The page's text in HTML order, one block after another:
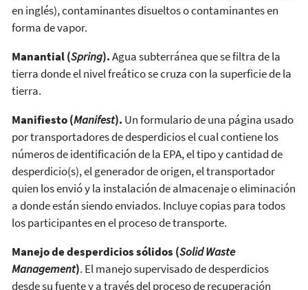
en inglés), contaminantes disueltos o contaminantes en
forma de vapor.
Manantial (Spring).Agua subterránea que se filtra de la
tierra donde el nivel freático se cruza con la superficie de la
tierra.
Manifiesto (Manifest). Un formulario de una página usado
por transportadores de desperdicios el cual contiene los
números de identificación de la EPA, el tipo y cantidad de
desperdicio(s), el generador de origen, el transportador
quien los envió y la instalación de almacenaje o eliminación
a donde están siendo enviados. Incluye copias para todos
los participantes en el proceso de transporte.
Manejo de desperdicios sólidos (Solid Waste
Management). El manejo supervisado de desperdicios
desde su fuente y a través del proceso de recuperación